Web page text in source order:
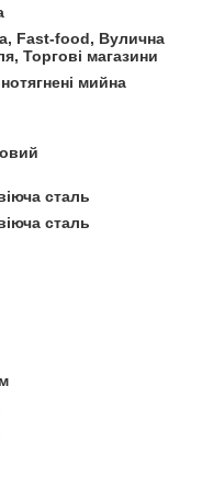
Fast-food, Вулична
Торгові магазини
мийна
сталь
сталь